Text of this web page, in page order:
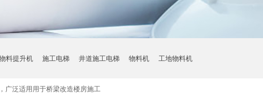
料提升机 施工电梯 井道施工电梯 物料机 工地物料机
广泛适用用于桥梁改造楼房施工